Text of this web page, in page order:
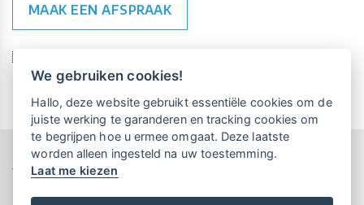
MAAK EEN AFSPRAAK
🇪🇺 🇧🇪
Copyright All Rights Reserved © 2015-2026 UP-TO-DATE
WebDesign
Privacy & Cookies
Locations Algemene Voorwaarden
We gebruiken cookies!
Hallo, deze website gebruikt essentiële cookies om de
juiste werking te garanderen en tracking cookies om
te begrijpen hoe u ermee omgaat. Deze laatste
worden alleen ingesteld na uw toestemming.
Laat me kiezen
Vrijblijvende kennismaking?Boek
een persoonlijke demo.
Maandelijks gratis opleidingen